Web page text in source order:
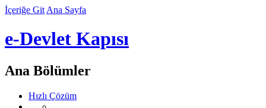
İçeriğe Git Ana Sayfa
e-Devlet Kapısı
Ana Bölümler
Hızlı Çözüm